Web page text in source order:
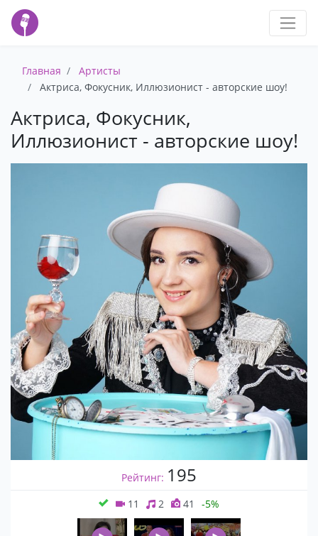
Главная
Артисты
Актриса, Фокусник, Иллюзионист - авторские шоу!
Актриса, Фокусник,
Иллюзионист - авторские шоу!
Рейтинг: 195
11 2 41 -5%